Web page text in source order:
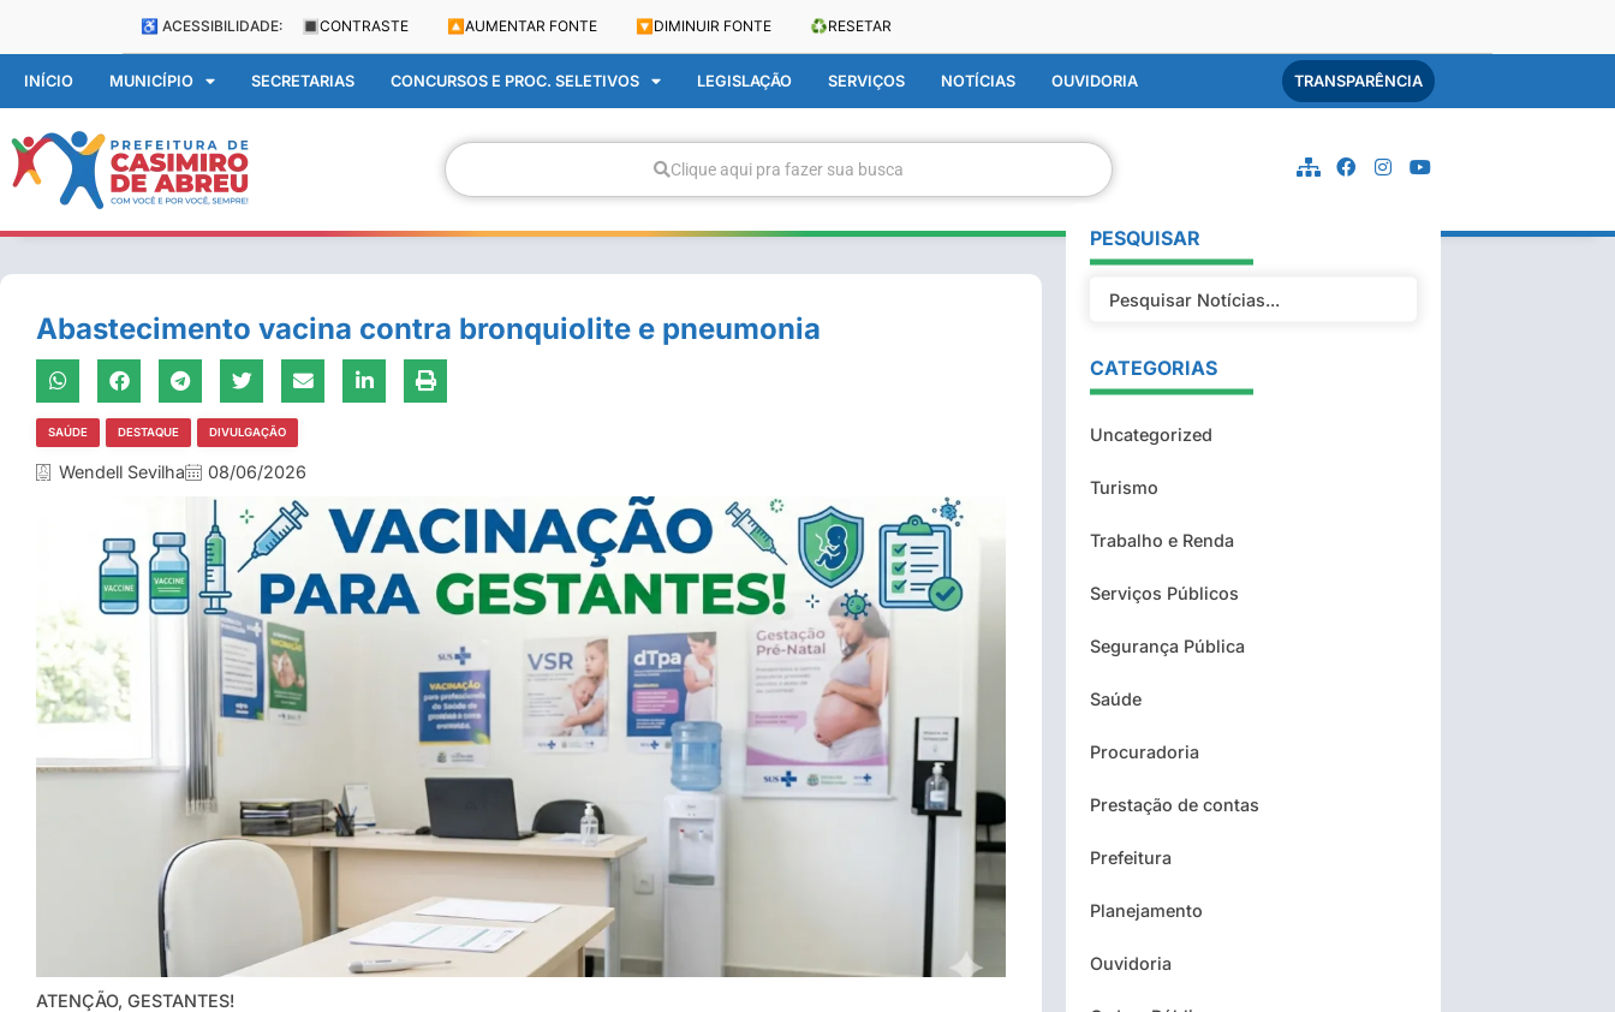
♿ ACESSIBILIDADE: 🔳 CONTRASTE 🔼 AUMENTAR FONTE 🔽 DIMINUIR FONTE ♻️RESETAR
INÍCIO MUNICÍPIO SECRETARIAS CONCURSOS E PROC. SELETIVOS LEGISLAÇÃO SERVIÇOS NOTÍCIAS OUVIDORIA TRANSPARÊNCIA
Clique aqui pra fazer sua busca
Abastecimento vacina contra bronquiolite e pneumonia
SAÚDE DESTAQUE DIVULGAÇÃO
Wendell Sevilha 08/06/2026
ATENÇÃO, GESTANTES!
PESQUISAR
CATEGORIAS
Uncategorized
Turismo
Trabalho e Renda
Serviços Públicos
Segurança Pública
Saúde
Procuradoria
Prestação de contas
Prefeitura
Planejamento
Ouvidoria